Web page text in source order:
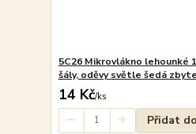
5C26 Mikrovlákno lehounké
šály, oděvy světle šedá
14 Kč/ks
Přidat